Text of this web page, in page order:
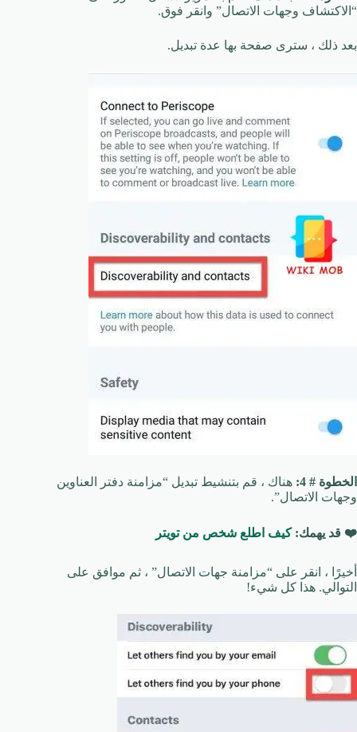
“الاكتشاف وجهات الاتصال” وانقر فوق.
بعد ذلك ، سترى صفحة بها عدة تبديل.
الخطوة # 4:
هناك ، قم بتنشيط تبديل “مزامنة دفتر العناوين
وجهات الاتصال”.
❤️ قد يهمك:كيف اطلع شخص من تويتر
أخيرًا ، انقر على “مزامنة جهات الاتصال” ، ثم موافق على
التوالي. هذا كل شيء!